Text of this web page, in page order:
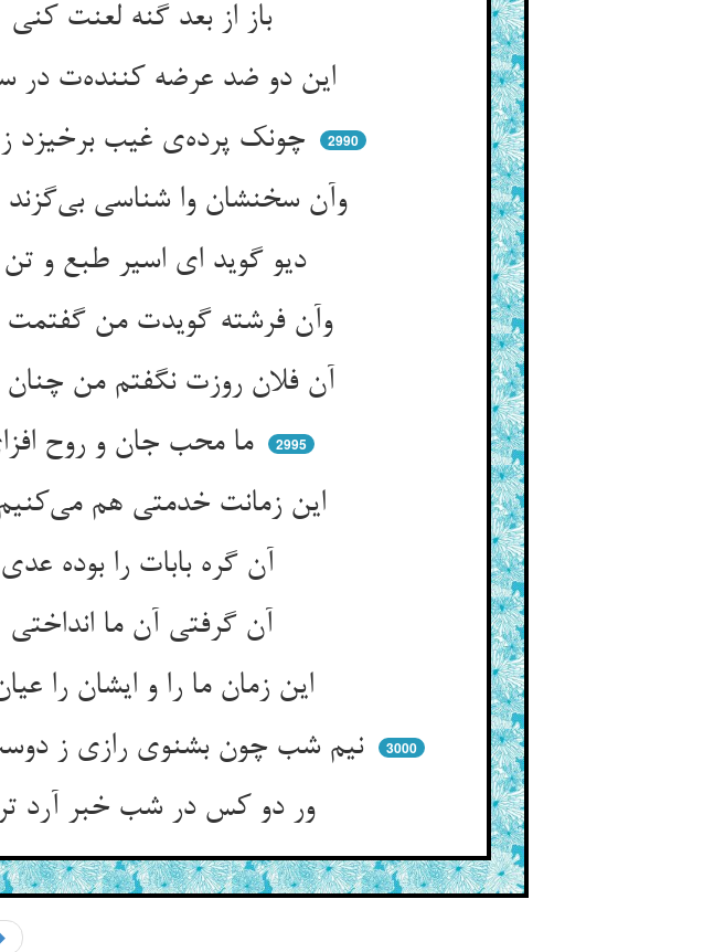
باز از بعد گنه لعنت کنی ** بر بلیس ایرا کزویی منحنی
این دو ضد عرضه کننده‌ت در سرار ** در حجاب غیب آمد عرضه‌دار
2990
وآن سخنشان وا شناسی بی‌گزند ** که آن سخن‌گویان نهان اینها بدند
دیو گوید ای اسیر طبع و تن ** عرضه می‌کردم نکردم زور من
وآن فرشته گویدت من گفتمت ** که ازین شادی فزون گردد غمت
ما محب جان و روح افزای تو ** ساجدان مخلص بابای تو
2995
این زمان ما را و ایشان را عیان ** در نگر بشناس از لحن و بیان
نیم شب چون بشنوی رازی ز دوست ** چون سخن گوید سحر دانی که اوست
3000
ور دو کس در شب خبر آرد ترا ** روز از گفتن شناسی هر دو را